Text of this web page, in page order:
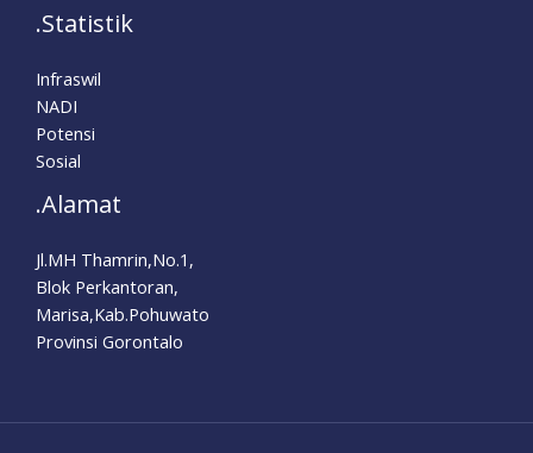
.Statistik
Infraswil
NADI
Potensi
Sosial
.Alamat
Jl.MH Thamrin,No.1,
Blok Perkantoran,
Marisa,Kab.Pohuwato
Provinsi Gorontalo